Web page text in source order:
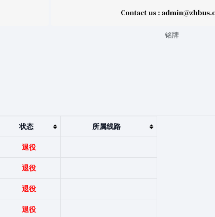
铭牌
状态 所属线路
退役
退役
退役
退役